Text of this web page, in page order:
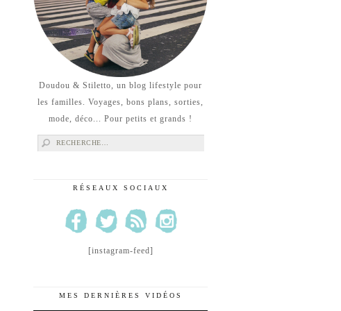
Doudou & Stiletto, un blog lifestyle pour
les familles. Voyages, bons plans, sorties,
mode, déco... Pour petits et grands !
Rechercher :
RÉSEAUX SOCIAUX
[instagram-feed]
MES DERNIÈRES VIDÉOS